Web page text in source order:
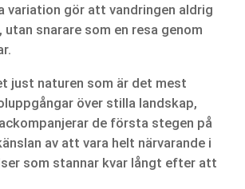
variation gör att vandringen aldrig
snarare som en resa genom
just naturen som är det mest
över stilla landskap,
de första stegen på
av att vara helt närvarande i
som stannar kvar långt efter att